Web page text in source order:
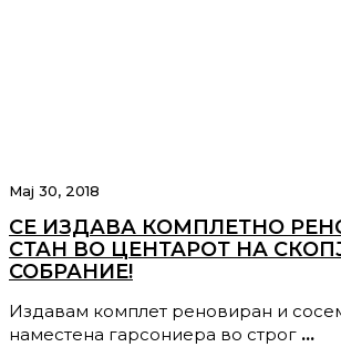
Мај 30, 2018
СЕ ИЗДАВА КОМПЛЕТНО
СТАН ВО ЦЕНТАРОТ НА
СОБРАНИЕ!
Издавам комплет реновиран и
наместена гарсониера во строг …